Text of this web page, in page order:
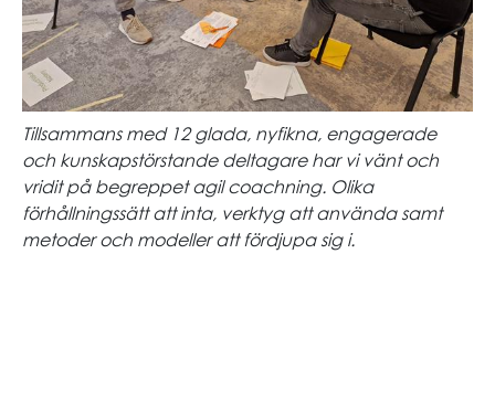
Tillsammans med 12 glada, nyfikna, engagerade
och kunskapstörstande deltagare har vi vänt och
vridit på begreppet agil coachning. Olika
förhållningssätt att inta, verktyg att använda samt
metoder och modeller att fördjupa sig i.